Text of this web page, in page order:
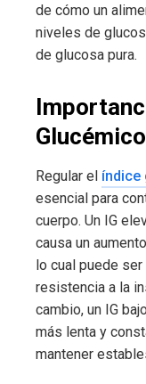
de cómo un
niveles de
de glucosa pura.
Glucémico
Regular el índice
esencial para
cuerpo. Un IG
causa un
lo cual puede
resistencia a la
cambio, un IG
más lenta y
mantener